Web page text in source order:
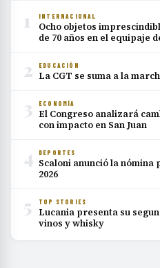
1 INTERNACIONAL
Ocho objetos
de 70 años en el equipaje
2 EDUCACIÓN
La CGT se suma a la
3 ECONOMÍA
El Congreso analizará
con impacto en San Juan
4 DEPORTES
Scaloni anunció la
2026
5 TOP STORIES
Lucania presenta su
vinos y whisky